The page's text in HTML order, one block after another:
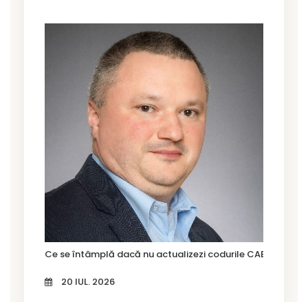
Ce se întâmplă dacă nu actualizezi codurile CAEN Rev. 3?
20 IUL. 2026